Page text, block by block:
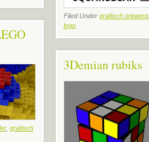
Filed Under grafisch ontwerp
logo
, grafisch
3Demian rubiks